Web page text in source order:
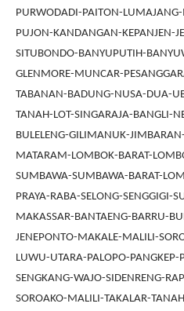
PURWODADI-PAITON-
PUJON-KANDANGAN-KEPANJEN-
SITUBONDO-BANYUPUTIH-
GLENMORE-MUNCAR-
TABANAN-BADUNG-NUSA-DUA-
TANAH-LOT-SINGARAJA-BANGLI-
BULELENG-GILIMANUK-
MATARAM-LOMBOK-BARAT-
SUMBAWA-SUMBAWA-BARAT-
PRAYA-RABA-SELONG-SENGGIGI-
MAKASSAR-BANTAENG-BARRU-
JENEPONTO-MAKALE-MALILI-
LUWU-UTARA-PALOPO-PANGKEP-
SENGKANG-WAJO-SIDENRENG-
SOROAKO-MALILI-TAKALAR-